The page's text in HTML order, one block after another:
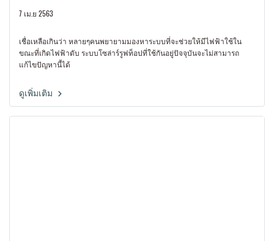
7 เม.ย 2563
เชื่อเหลือเกินว่า หลายๆคนพยายามมองหาระบบที่จะช่วยให้มีไฟฟ้าใช้ใน
ขณะที่เกิดไฟฟ้าดับ ระบบโซล่าร์รูฟท็อปที่ใช้กันอยู่ปัจจุบันจะไม่สามารถ
แก้ไขปัญหานี้ได้
ดูเพิ่มเติม